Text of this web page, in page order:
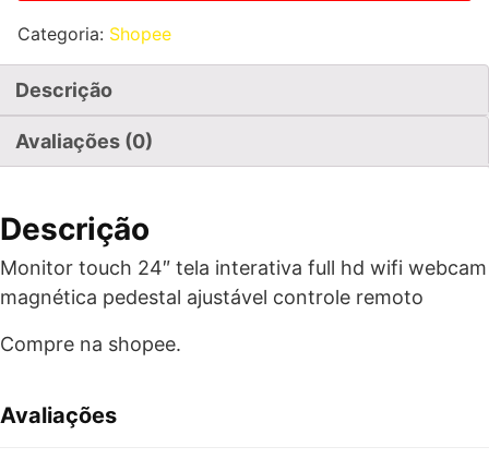
Categoria: Shopee
Descrição
Avaliações (0)
Descrição
Monitor touch 24″ tela interativa full hd wifi webcam
magnética pedestal ajustável controle remoto
Compre na shopee.
Avaliações